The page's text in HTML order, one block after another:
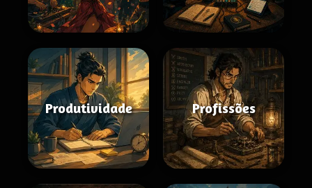
Produtividade Profissões